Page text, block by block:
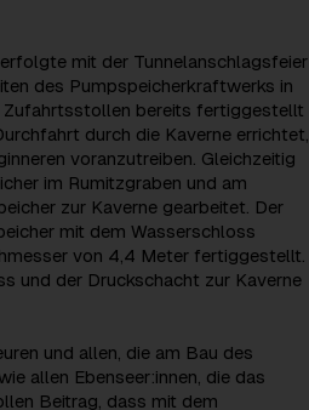
mit der Tunnelanschlagsfeier
des Pumpspeicherkraftwerks in
bereits fertiggestellt
durch die Kaverne errichtet,
voranzutreiben. Gleichzeitig
im Rumitzgraben und am
zur Kaverne gearbeitet. Der
mit dem Wasserschloss
von 4,4 Meter fertiggestellt.
und der Druckschacht zur Kaverne
und allen, die am Bau des
allen Ebenseer:innen, die das
Beitrag, dass mit dem